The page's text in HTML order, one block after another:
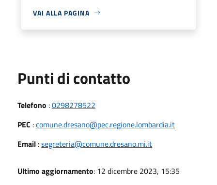
VAI ALLA PAGINA
Punti di contatto
Telefono :0298278522
PEC :comune.dresano@pec.regione.lombardia.it
Email :segreteria@comune.dresano.mi.it
Ultimo aggiornamento: 12 dicembre 2023, 15:35